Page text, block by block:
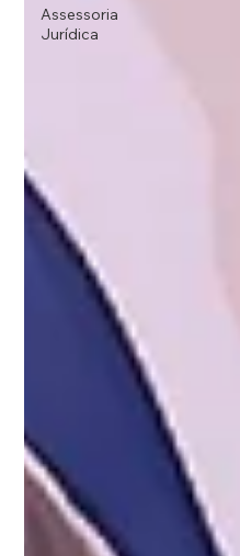
Assessoria
Jurídica